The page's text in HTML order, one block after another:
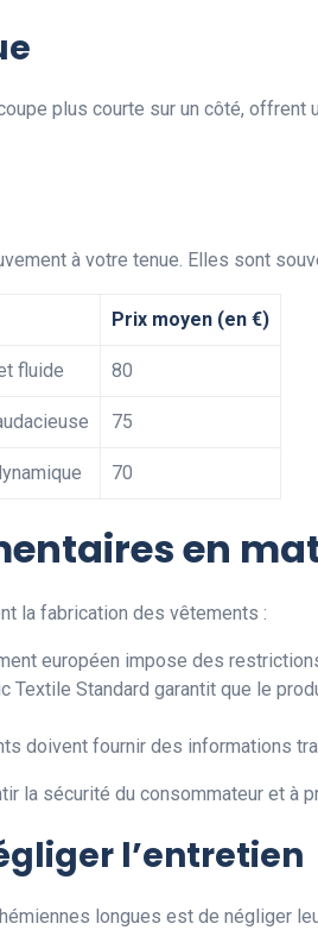
plus courte sur un côté,
à votre tenue. Elles sont
Prix moyen (en €)
fluide 80
75
70
en
la fabrication des vêtements :
européen impose des
Textile Standard garantit que le
doivent fournir des informations
la sécurité du consommateur et à
l’entretien
longues est de négliger